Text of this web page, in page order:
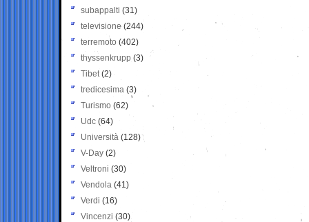
subappalti (31)
televisione(244)
terremoto (402)
thyssenkrupp (3)
Tibet(2)
tredicesima (3)
Turismo (62)
Udc (64)
Università (128)
V-Day (2)
Veltroni (30)
Vendola (41)
Verdi (16)
Vincenzi (30)